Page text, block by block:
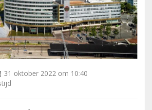
31 oktober 2022 om 10:40